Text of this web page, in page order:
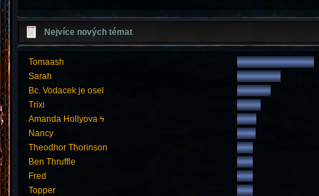
Nejvíce nových témat
Tomaash
Sarah
Bc. Vodacek je osel
Trixi
Amanda Hollyova ϟ
Nancy
Theodhor Thorinson
Ben Thruffle
Fred
Topper